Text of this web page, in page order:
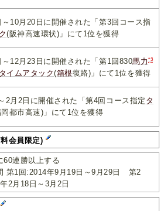
10月20日に開催された「第3回コース指
(阪神高速環状)」にて1位を獲得
12月23日に開催された「第1回830馬力*3
タイムアタック(箱根復路)」にて1位を獲得
2月2日に開催された「第4回コース指定 タ
都市高速)」にて1位を獲得
会員限定)
60連勝以上する
第1回:2014年9月19日～9月29日 第2
2月18日～3月2日